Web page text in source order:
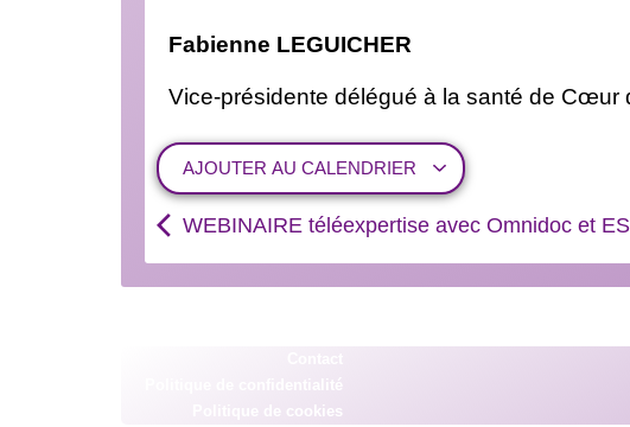
Fabienne LEGUICHER
Vice-présidente délégué à la santé de Cœur
AJOUTER AU CALENDRIER
WEBINAIRE téléexpertise avec Omnidoc et
Politique de confidentialité
Politique de cookies